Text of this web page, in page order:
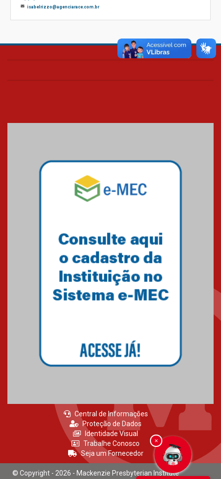
isabelrizzo@agenciarace.com.br
Central de Informações
Proteção de Dados
Identidade Visual
Trabalhe Conosco
Seja um Fornecedor
© Copyright - 2026 - Mackenzie Presbyterian Institute
×